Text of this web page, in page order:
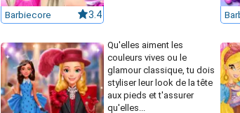
Barbiecore 3.4
Qu'elles aiment les
couleurs vives ou le
glamour classique, tu dois
styliser leur look de la tête
aux pieds et t'assurer
qu'elles...